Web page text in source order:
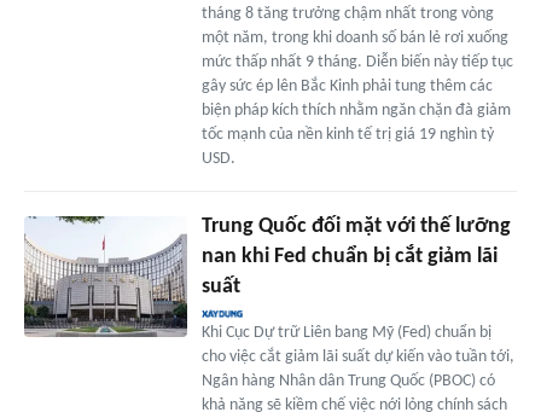
tháng 8 tăng trưởng chậm nhất trong vòng
một năm, trong khi doanh số bán lẻ rơi xuống
mức thấp nhất 9 tháng. Diễn biến này tiếp tục
gây sức ép lên Bắc Kinh phải tung thêm các
biện pháp kích thích nhằm ngăn chặn đà giảm
tốc mạnh của nền kinh tế trị giá 19 nghìn tỷ
USD.
Trung Quốc đối mặt với thế lưỡng
nan khi Fed chuẩn bị cắt giảm lãi
suất
Khi Cục Dự trữ Liên bang Mỹ (Fed) chuẩn bị
cho việc cắt giảm lãi suất dự kiến vào tuần tới,
Ngân hàng Nhân dân Trung Quốc (PBOC) có
khả năng sẽ kiềm chế việc nới lỏng chính sách